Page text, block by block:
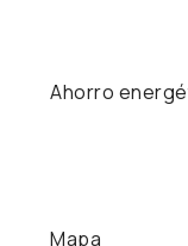
Ahorro
Mapa